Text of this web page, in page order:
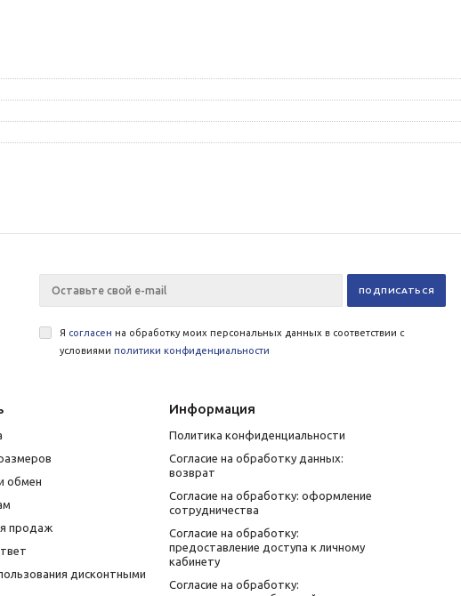
Я согласен на обработку моих персональных данных в соответствии с
условиями политики конфиденциальности
Информация
обмен
продаж
дисконтными
Политика конфиденциальности
Согласие на обработку данных:
возврат
Согласие на обработку: оформление
сотрудничества
Согласие на обработку:
предоставление доступа к личному
кабинету
Согласие на обработку: